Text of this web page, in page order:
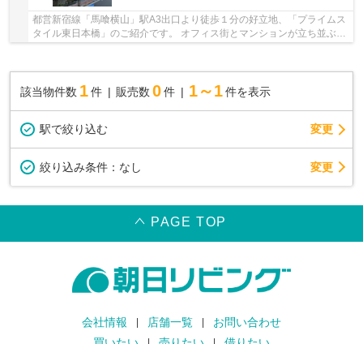
都営新宿線「馬喰横山」駅A3出口より徒歩１分の好立地、「プライムス
タイル東日本橋」のご紹介です。 オフィス街とマンションが立ち並ぶ静
該当物件数 1件 販売数 0 件 1～1 件を表示
駅で絞り込む 変更
絞り込み条件： なし 変更
PAGE TOP
会社情報 店舗一覧
お問い合わせ